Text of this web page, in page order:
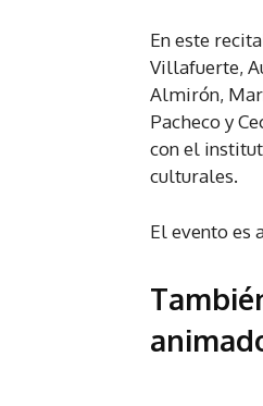
En este
Villafuerte,
Almirón,
Pacheco y
con el
culturales.
El evento es